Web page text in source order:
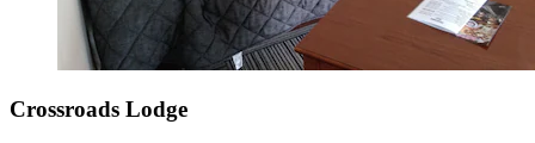
Crossroads Lodge